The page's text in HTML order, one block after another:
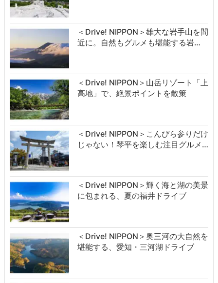
＜Drive! NIPPON＞雄大な岩手山を間
近に。自然もグルメも堪能する岩…
＜Drive! NIPPON＞山岳リゾート「上
高地」で、絶景ポイントを散策
＜Drive! NIPPON＞こんぴら参りだけ
じゃない！琴平を楽しむ注目グルメ…
＜Drive! NIPPON＞輝く海と湖の美景
に包まれる、夏の福井ドライブ
＜Drive! NIPPON＞奥三河の大自然を
堪能する、愛知・三河湖ドライブ